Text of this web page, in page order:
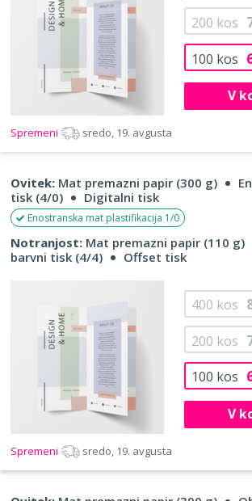
100 kos
200 kos
V
Spremeni sredo, 19. avgusta
Ovitek: Mat premazni papir (300 g)
tisk (4/0)
Digitalni tisk
Enostranska mat plastifikacija 1/0
Notranjost: Mat premazni papir (110 g)
barvni tisk (4/4)
Offset tisk
100 kos
200 kos
400 kos
V
Spremeni sredo, 19. avgusta